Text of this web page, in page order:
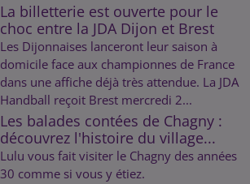
La billetterie est ouverte pour le
choc entre la JDA Dijon et Brest
Les Dijonnaises lanceront leur saison à
domicile face aux championnes de France
dans une affiche déjà très attendue. La JDA
Handball reçoit Brest mercredi 2...
Les balades contées de Chagny :
découvrez l'histoire du village...
Lulu vous fait visiter le Chagny des années
30 comme si vous y étiez.